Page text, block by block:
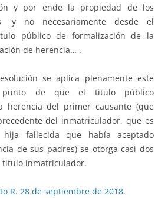
y por ende la propiedad de los
y no necesariamente desde el
público de formalización de la
de herencia… .
se aplica plenamente este
de que el titulo público
herencia del primer causante (que
del inmatriculador, que es
fallecida que había aceptado
de sus padres) se otorga casi dos
título inmatriculador.
R. 28 de septiembre de 2018.